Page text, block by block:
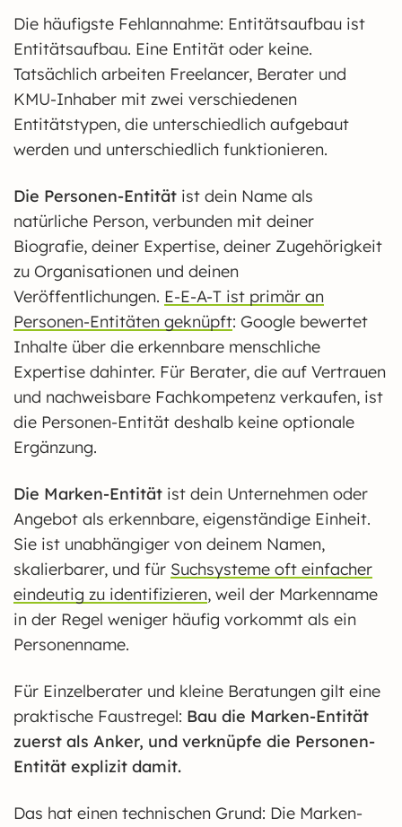
Die häufigste Fehlannahme: Entitätsaufbau ist
Entitätsaufbau. Eine Entität oder keine.
Tatsächlich arbeiten Freelancer, Berater und
KMU-Inhaber mit zwei verschiedenen
Entitätstypen, die unterschiedlich aufgebaut
werden und unterschiedlich funktionieren.
Die Personen-Entität ist dein Name als
natürliche Person, verbunden mit deiner
Biografie, deiner Expertise, deiner Zugehörigkeit
zu Organisationen und deinen
Veröffentlichungen. E-E-A-T ist primär an
Personen-Entitäten geknüpft: Google bewertet
Inhalte über die erkennbare menschliche
Expertise dahinter. Für Berater, die auf Vertrauen
und nachweisbare Fachkompetenz verkaufen, ist
die Personen-Entität deshalb keine optionale
Ergänzung.
Die Marken-Entität ist dein Unternehmen oder
Angebot als erkennbare, eigenständige Einheit.
Sie ist unabhängiger von deinem Namen,
skalierbarer, und für Suchsysteme oft einfacher
eindeutig zu identifizieren, weil der Markenname
in der Regel weniger häufig vorkommt als ein
Personenname.
Für Einzelberater und kleine Beratungen gilt eine
praktische Faustregel: Bau die Marken-Entität
zuerst als Anker, und verknüpfe die Personen-
Entität explizit damit.
Das hat einen technischen Grund: Die Marken-